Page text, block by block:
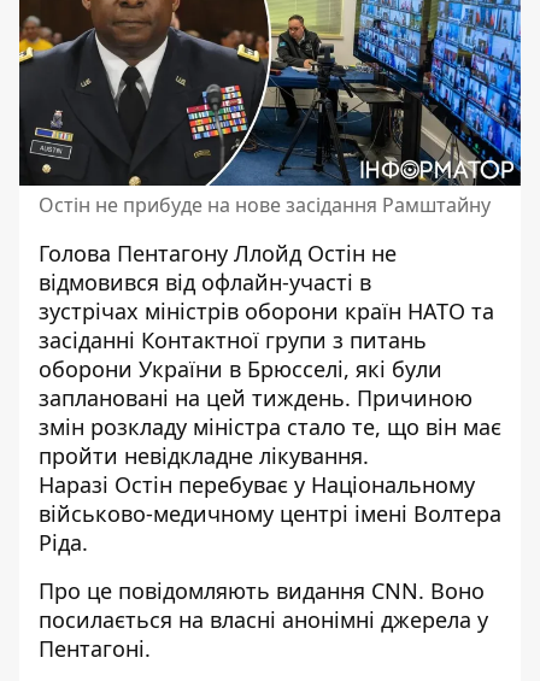
Остін не прибуде на нове засідання Рамштайну
Голова Пентагону Ллойд Остін не
відмовився від офлайн-участі в
зустрічах міністрів оборони країн НАТО та
засіданні Контактної групи з питань
оборони України в Брюсселі, які були
заплановані на цей тиждень. Причиною
змін розкладу міністра стало те, що він має
пройти невідкладне лікування.
Наразі Остін перебуває у Національному
військово-медичному центрі імені Волтера
Ріда.
Про це повідомляють видання CNN. Воно
посилається на власні анонімні джерела у
Пентагоні.